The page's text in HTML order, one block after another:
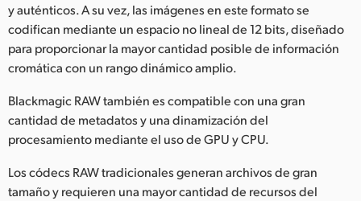
y auténticos. A su vez, las imágenes en este formato se
codifican mediante un espacio no lineal de 12 bits, diseñado
para proporcionar la mayor cantidad posible de información
cromática con un rango dinámico amplio.
Blackmagic RAW también es compatible con una gran
cantidad de metadatos y una dinamización del
procesamiento mediante el uso de GPU y CPU.
Los códecs RAW tradicionales generan archivos de gran
tamaño y requieren una mayor cantidad de recursos del